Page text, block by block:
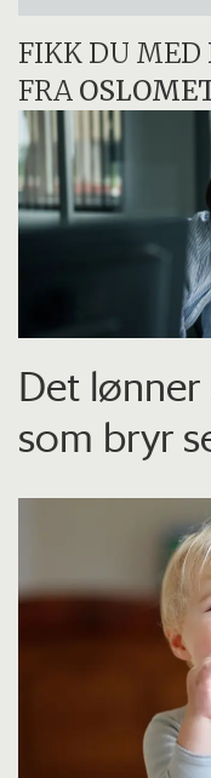
FIKK DU MED
FRA
Det lønner
som bryr